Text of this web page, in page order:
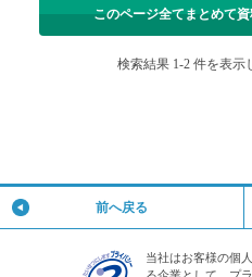
このページ全てまとめて
検索結果 1-2 件を表示
前へ戻る
当社はお客様の個